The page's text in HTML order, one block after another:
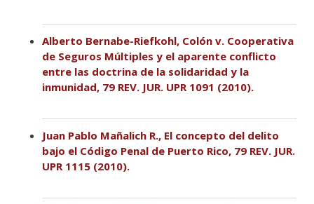
Alberto Bernabe-Riefkohl, Colón v. Cooperativa
de Seguros Múltiples y el aparente conflicto
entre las doctrina de la solidaridad y la
inmunidad, 79 REV. JUR. UPR 1091 (2010).
Juan Pablo Mañalich R., El concepto del delito
bajo el Código Penal de Puerto Rico, 79 REV. JUR.
UPR 1115 (2010).